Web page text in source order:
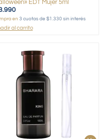
EDT Mujer 5ml
en 3 cuotas de $1.330 sin interés
al carrito